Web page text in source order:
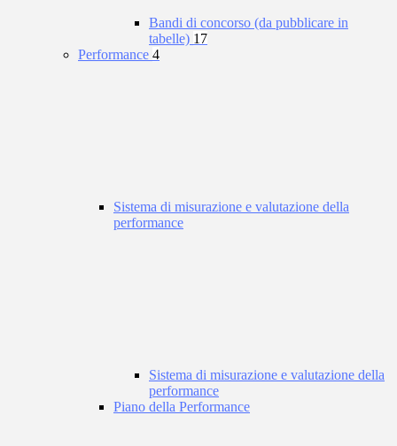
Bandi di concorso (da pubblicare in
tabelle) 17
Performance 4
Sistema di misurazione e valutazione della
performance
Sistema di misurazione e valutazione della
performance
Piano della Performance